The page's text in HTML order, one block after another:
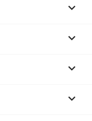



keyboard_arrow_down